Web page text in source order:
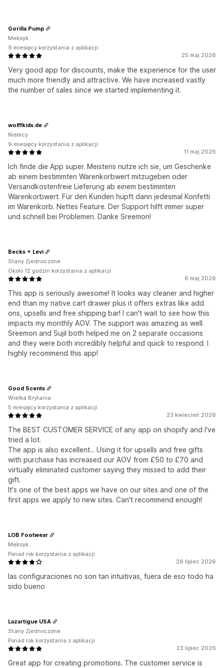
25 maj 2026
Very good app for discounts, make the experience for the user
much more friendly and attractive. We have increased vastly
the number of sales since we started implementing it.
Gorilla Pump
Meksyk
9 miesięcy korzystania z aplikacji
11 maj 2026
Ich finde die App super. Meistens nutze ich sie, um Geschenke
ab einem bestimmten Warenkorbwert mitzugeben oder
Versandkostenfreie Lieferung ab einem bestimmten
Warenkorbwert. Für den Kunden hüpft dann jedesmal Konfetti
im Warenkorb. Nettes Feature. Der Support hilft immer super
und schnell bei Problemen. Danke Sreemon!
wolffkids.de
Niemcy
9 miesięcy korzystania z aplikacji
6 maj 2026
This app is seriously awesome! It looks way cleaner and higher
end than my native cart drawer plus it offers extras like add
ons, upsells and free shipping bar! I can't wait to see how this
impacts my monthly AOV. The support was amazing as well.
Sreemon and Sujil both helped me on 2 separate occasions
and they were both incredibly helpful and quick to respond. I
highly recommend this app!
Becks + Levi
Stany Zjednoczone
Około 12 godzin korzystania z aplikacji
23 kwiecień 2026
The BEST CUSTOMER SERVICE of any app on shopify and I've
tried a lot.
The app is also excellent... Using it for upsells and free gifts
with purchase has increased our AOV from £50 to £70 and
virtually eliminated customer saying they missed to add their
gift.
It's one of the best apps we have on our sites and one of the
first apps we apply to new sites. Can't recommend enough!
Good Scents
Wielka Brytania
5 miesięcy korzystania z aplikacji
28 lipiec 2026
las configuraciones no son tan intuitivas, fuera de eso todo ha
sido bueno
LOB Footwear
Meksyk
Ponad rok korzystania z aplikacji
23 lipiec 2026
Great app for creating promotions. The customer service is
Lazartigue USA
Stany Zjednoczone
Ponad rok korzystania z aplikacji